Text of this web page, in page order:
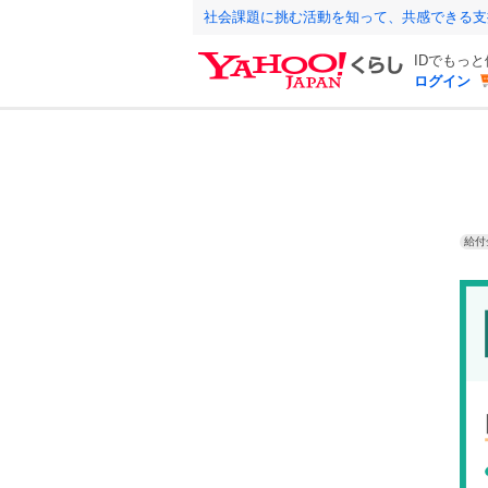
社会課題に挑む活動を知って、共感できる
IDでもっ
ログイン
給付